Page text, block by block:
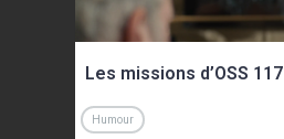
Les missions d’OSS 117
Humour